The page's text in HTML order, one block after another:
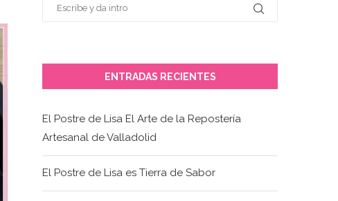
ENTRADAS RECIENTES
El Postre de Lisa El Arte de la Repostería
Artesanal de Valladolid
El Postre de Lisa es Tierra de Sabor